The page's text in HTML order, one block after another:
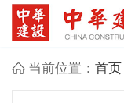
当前位置： 首页